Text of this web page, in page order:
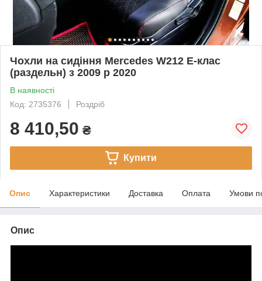
Чохли на сидіння Mercedes W212 Е-клас
(раздельн) з 2009 р 2020
В наявності
Код: 2735376
Роздріб
8 410,50 ₴
Купити
Опис Характеристики Доставка Оплата Умови
Опис